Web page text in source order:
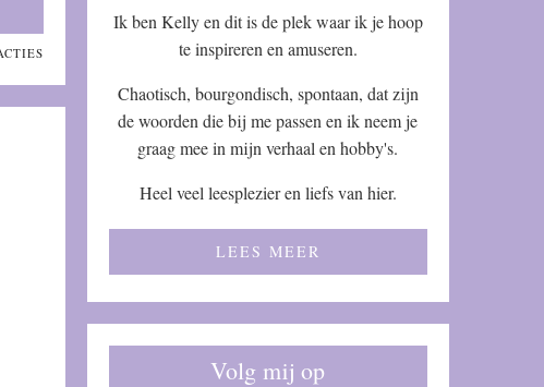
Ik ben Kelly en dit is de plek waar ik je hoop
te inspireren en amuseren.
Chaotisch, bourgondisch, spontaan, dat zijn
de woorden die bij me passen en ik neem je
graag mee in mijn verhaal en hobby's.
Heel veel leesplezier en liefs van hier.
LEES MEER
Volg mij op